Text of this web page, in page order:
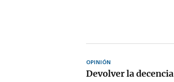
OPINIÓN
Devolver la decencia